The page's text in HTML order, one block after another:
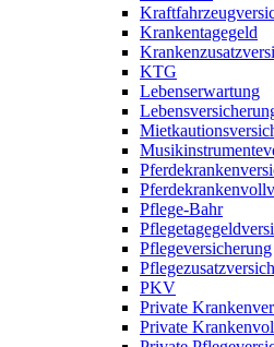
Krankentagegeld
KTG
Lebenserwartung
Pflege-Bahr
Pflegeversicherung
PKV
Private
Private